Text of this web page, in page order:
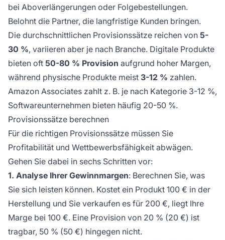
bei Aboverlängerungen oder Folgebestellungen.
Belohnt die Partner, die langfristige Kunden bringen.
Die durchschnittlichen Provisionssätze reichen von 5-
30 %, variieren aber je nach Branche. Digitale Produkte
bieten oft 50-80 % Provision aufgrund hoher Margen,
während physische Produkte meist 3-12 % zahlen.
Amazon Associates zahlt z. B. je nach Kategorie 3-12 %,
Softwareunternehmen bieten häufig 20-50 %.
Provisionssätze berechnen
Für die richtigen Provisionssätze müssen Sie
Profitabilität und Wettbewerbsfähigkeit abwägen.
Gehen Sie dabei in sechs Schritten vor:
1. Analyse Ihrer Gewinnmargen: Berechnen Sie, was
Sie sich leisten können. Kostet ein Produkt 100 € in der
Herstellung und Sie verkaufen es für 200 €, liegt Ihre
Marge bei 100 €. Eine Provision von 20 % (20 €) ist
tragbar, 50 % (50 €) hingegen nicht.